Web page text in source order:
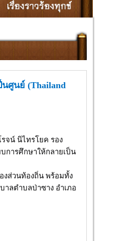
ศูนย์ (Thailand
จน์ นิไทรโยค รอง
การศึกษาให้กลายเป็น
งส่วนท้องถิ่น พร้อมทั้ง
ลตำบลป่าซาง อำเภอ